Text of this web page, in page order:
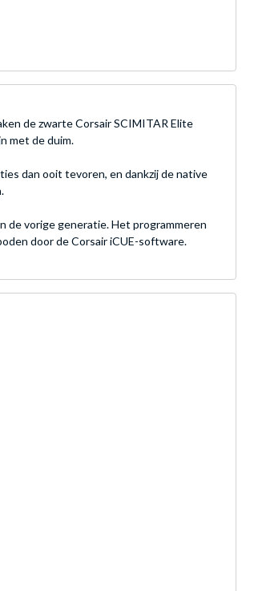
de zwarte Corsair SCIMITAR Elite
met de duim.
dan ooit tevoren, en dankzij de native
de vorige generatie. Het programmeren
door de Corsair iCUE-software.